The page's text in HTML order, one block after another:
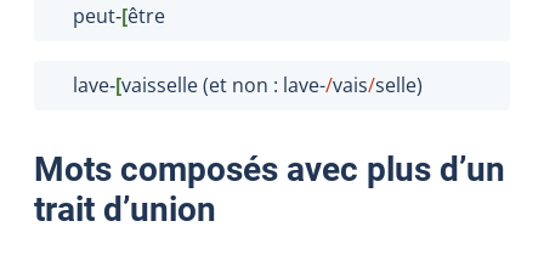
peut‑[être
lave‑[vaisselle (et non : lave-/vais/selle)
Mots composés avec plus d’un
trait d’union